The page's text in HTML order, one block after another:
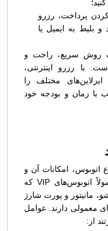
پرداخت، رزرو
بلیط به ایمیل یا
روش سریع، راحت و
با رزرو اینترنتی،
مختلف را
با زمان و بودجه خود
اتوبوس، امکانات آن و
شرکت اتوبوس‌رانی متغیر است. معمولاً اتوبوس‌های VIP که
مانیتور و پورت شارژ
معمولی دارند. عوامل
از: